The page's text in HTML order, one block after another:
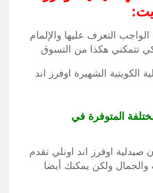
التعرف عليها والإلمام
تتمكني هكذا من التسوق
الكويتية الشهيرة اوفرز اند
المتوفرة في
اوفرز اند اونلي تقدم
ولكن يمكنك أيضا